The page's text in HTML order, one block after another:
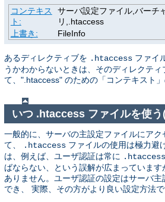
コンテキス
ト:
サーバ設定ファイル,バーチ
リ,.htaccess
上書き:
FileInfo
あるディレクティブを .htaccess ファイ
うかわからないときは、そのディレクティ
て、".htaccess" のための「コンテキスト」
いつ .htaccess ファイルを使う
一般的に、サーバの主設定ファイルにア
て、
.htaccess ファイルの使用は極力避
は、例えば、ユーザ認証は常に .htaccess
ばならない、という誤解が広まっていま
ありません。ユーザ認証の設定はサーバ
でき、 実際、その方がより良い設定方法で